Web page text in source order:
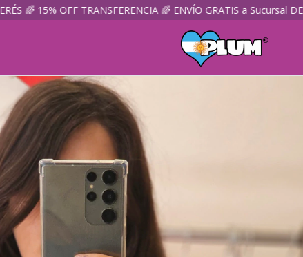
TRANSFERENCIA 🌈 ENVÍO GRATIS a Sucursal DESDE $150mil